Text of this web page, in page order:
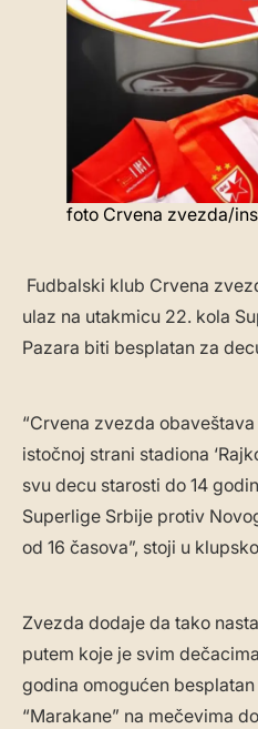
foto Crvena zvezda/
Fudbalski klub Crvena
ulaz na utakmicu 22. kola
Pazara biti besplatan za
“Crvena zvezda
istočnoj strani stadiona
svu decu starosti do 14
Superlige Srbije protiv
od 16 časova”, stoji u
Zvezda dodaje da tako
putem koje je svim
godina omogućen
“Marakane” na mečevima